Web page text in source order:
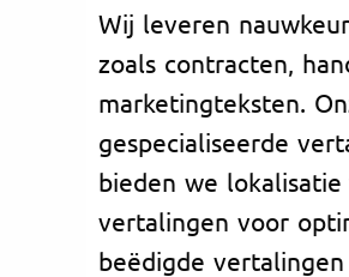
Wij leveren
zoals contracten,
marketingteksten.
gespecialiseerde
bieden we lokalisatie
vertalingen voor
beëdigde